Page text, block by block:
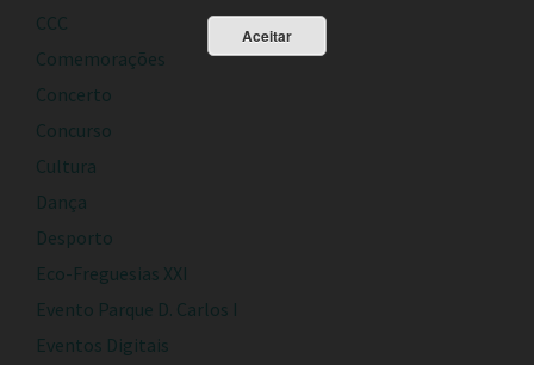
CCC
Comemorações
Concerto
Concurso
Cultura
Dança
Desporto
Eco-Freguesias XXI
Evento Parque D. Carlos I
Eventos Digitais
Aceitar